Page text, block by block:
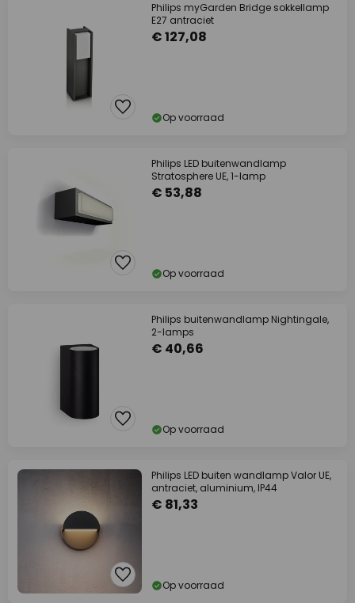
Philips myGarden Bridge sokkellamp
E27 antraciet
€ 127,08
Op voorraad
Philips LED buitenwandlamp
Stratosphere UE, 1-lamp
€ 53,88
Op voorraad
Philips buitenwandlamp Nightingale,
2-lamps
€ 40,66
Op voorraad
Philips LED buiten wandlamp Valor UE,
antraciet, aluminium, IP44
€ 81,33
Op voorraad